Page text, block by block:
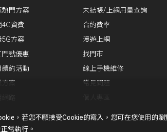
熱門方案
4G資費
5G方案
門號優惠
續約活動
方案
未結帳/上網用量查詢
合約費率
漫遊上網
找門市
線上手機維修
常見問題
，若您不願接受Cookie的寫入，您可在您使用的
常執行。